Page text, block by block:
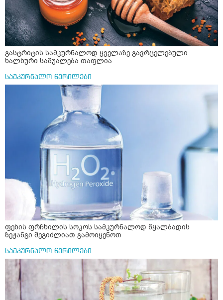
გასტრიტის სამკურნალოდ ყველაზე გავრცელებული
ხალხური საშუალება თაფლია
სამკურნალო წერილები
ფეხის ფრჩხილის სოკოს სამკურნალოდ წყალბადის
ზეჟანგი შეგიძლიათ გამოიყენოთ
სამკურნალო წერილები